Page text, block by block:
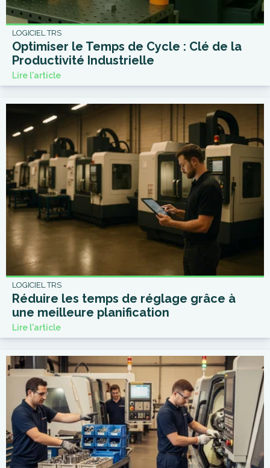
LOGICIEL TRS
Optimiser le Temps de Cycle : Clé de la
Productivité Industrielle
Lire l'article
LOGICIEL TRS
Réduire les temps de réglage grâce à
une meilleure planification
Lire l'article